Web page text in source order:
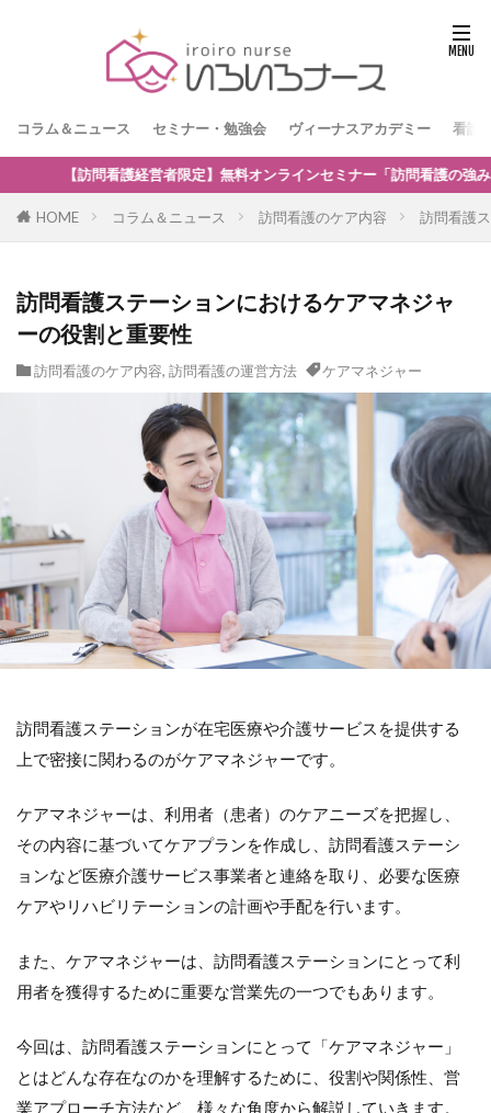
コラム＆ニュース セミナー・勉強会 ヴィーナスアカデミー 看護
「訪問看護の強みを生かした保険外・自費サービスの新規事業のつく
HOME コラム＆ニュース 訪問看護のケア内容 訪問看護
訪問看護ステーションにおけるケアマネジャ
ーの役割と重要性
訪問看護のケア内容, 訪問看護の運営方法 ケアマネジャー
訪問看護ステーションが在宅医療や介護サービスを提供する
上で密接に関わるのがケアマネジャーです。
ケアマネジャーは、利用者（患者）のケアニーズを把握し、
その内容に基づいてケアプランを作成し、訪問看護ステーシ
ョンなど医療介護サービス事業者と連絡を取り、必要な医療
ケアやリハビリテーションの計画や手配を行います。
また、ケアマネジャーは、訪問看護ステーションにとって利
用者を獲得するために重要な営業先の一つでもあります。
今回は、訪問看護ステーションにとって「ケアマネジャー」
とはどんな存在なのかを理解するために、役割や関係性、営
業アプローチ方法など、様々な角度から解説していきます。